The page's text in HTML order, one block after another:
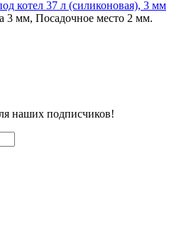
котел 37 л (силиконовая), 3 мм
3 мм, Посадочное место 2 мм.
наших подписчиков!